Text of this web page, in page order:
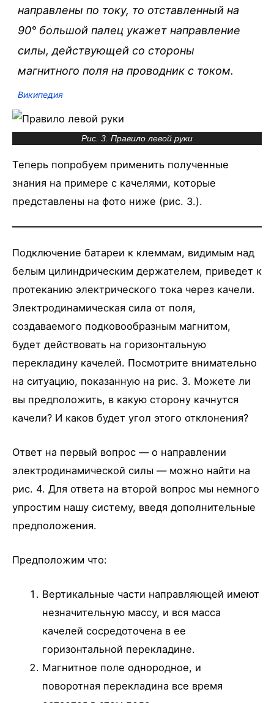
направлены по току, то отставленный на
90° большой палец укажет направление
силы, действующей со стороны
магнитного поля на проводник с током.
Википедия
Рис. 3. Правило левой руки
Теперь попробуем применить полученные
знания на примере с качелями, которые
представлены на фото ниже (рис. 3.).
Подключение батареи к клеммам, видимым над
белым цилиндрическим держателем, приведет к
протеканию электрического тока через качели.
Электродинамическая сила от поля,
создаваемого подковообразным магнитом,
будет действовать на горизонтальную
перекладину качелей. Посмотрите внимательно
на ситуацию, показанную на рис. 3. Можете ли
вы предположить, в какую сторону качнутся
качели? И каков будет угол этого отклонения?
Ответ на первый вопрос — о направлении
электродинамической силы — можно найти на
рис. 4. Для ответа на второй вопрос мы немного
упростим нашу систему, введя дополнительные
предположения.
Предположим что:
Вертикальные части направляющей имеют
незначительную массу, и вся масса
качелей сосредоточена в ее
горизонтальной перекладине.
Магнитное поле однородное, и
поворотная перекладина все время